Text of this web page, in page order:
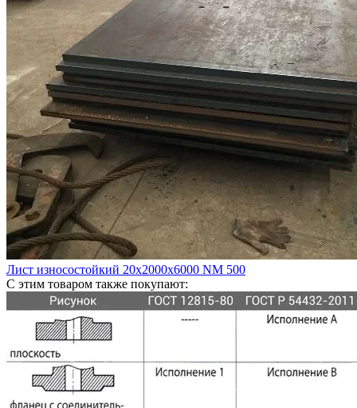
Лист износостойкий 20х2000х6000 NM 500
С этим товаром также покупают: